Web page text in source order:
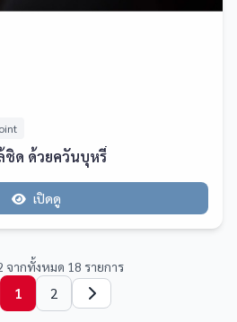
ชิด ด้วยควันบุหรี่
เปิดดู
จากทั้งหมด 18 รายการ
1 2